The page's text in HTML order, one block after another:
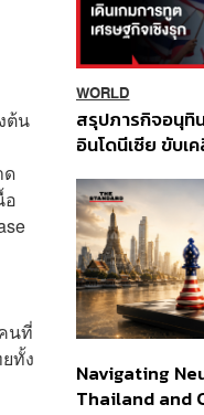
ต้น
ด
อ
นที่
ทั้ง
WORLD
สรุปภารกิจอนุทิ
อินโดนีเซีย ขับเ
ส่วนยุทธศาสตร์
อินโดนีเซีย
Navigating
Thailand and